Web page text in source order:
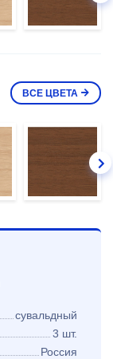
ВСЕ ЦВЕТА
сувальдный
3 шт.
Россия